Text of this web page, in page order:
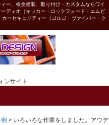
ー、板金塗装、取り付け・カスタムならワイ
ディオ（キッカー・ロックフォード・エムビ
ーセキュリティー（ゴルゴ・ヴァイパー・ク
ンサイト
> いろいろな作業をしました。アウデ